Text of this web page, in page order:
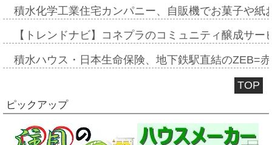
積水化学工業住宅カンパニー、自販機でお菓子や
【トレンドナビ】コネプラのコミュニティ醸成サ
積水ハウス・日本生命保険、地下鉄駅直結のZEB=
TOP
ピックアップ